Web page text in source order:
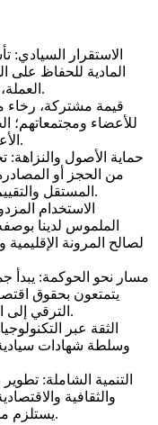
الاستقرار
المادية للحفاظ على
العملة، وتوفير ركيزة صلبة للأنظمة المالية.
قيمة مشتركة، رخاء
للأعضاء ومجتمعاتهم؛
الأعضاء مما يكفل توزيعاً منصفاً للرخاء.
حماية الأصول
من الحجز أو
المستقل والتقييم الشفاف سلامة جميع المساهمات.
الاستخدام
الملموس لدينا
لصالح المرونة
مسار نحو الحوكمة: يبدأ
يتمتعون بحقوق
الترقي إلى الأعضاء الحاكمين بعد خمس سنوات.
الثقة عبر
وسلطة شهادات
التنمية الشاملة:
والثقافية
يستلزم مجتمعات مُمكَّنة ومتعلمة ومتماسكة.